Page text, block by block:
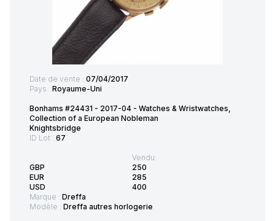
Date de vente : 07/04/2017
Pays : Royaume-Uni
Bonhams #24431 - 2017-04 - Watches & Wristwatches,
Collection of a European Nobleman
Knightsbridge
ID Lot : 67
GBP
EUR
USD
Vendu:
250
285
400
Marque : Dreffa
Modèle : Dreffa autres horlogerie